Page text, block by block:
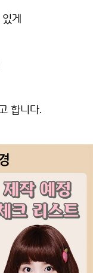
게
합니다.